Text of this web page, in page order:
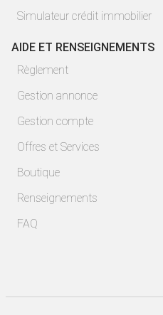
Simulateur crédit immobilier
AIDE ET RENSEIGNEMENTS
Règlement
Gestion annonce
Gestion compte
Offres et Services
Boutique
Renseignements
FAQ